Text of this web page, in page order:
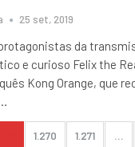
25 set, 2019
da
e curioso Felix the
Kong Orange, que
1.270 1.271 …